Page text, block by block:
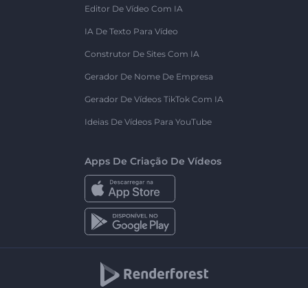
Editor De Vídeo Com IA
IA De Texto Para Vídeo
Construtor De Sites Com IA
Gerador De Nome De Empresa
Gerador De Vídeos TikTok Com IA
Ideias De Vídeos Para YouTube
Apps De Criação De Vídeos